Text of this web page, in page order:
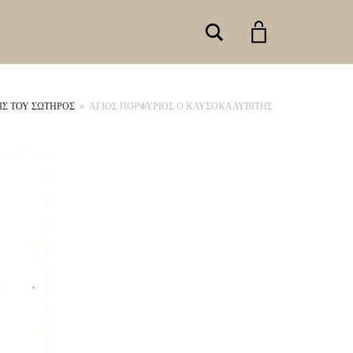
Search
ΤΟΥ ΣΩΤΗΡΟΣ » ΑΓΙΟΣ ΠΟΡΦΥΡΙΟΣ Ο ΚΑΥΣΟΚΑΛΥΒΙΤΗΣ